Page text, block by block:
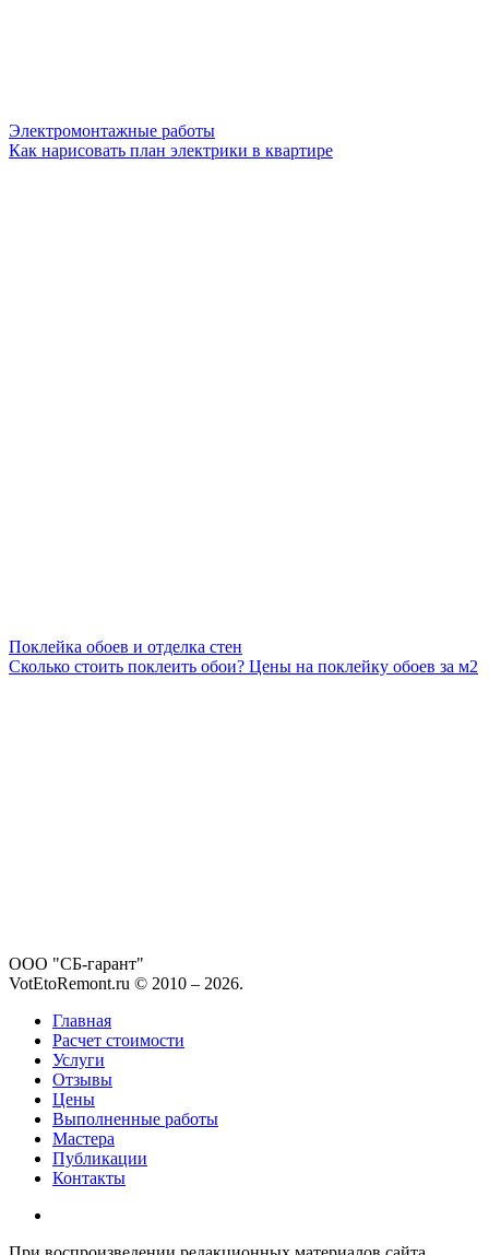
Электромонтажные работы
Как нарисовать план электрики в квартире
Поклейка обоев и отделка стен
Сколько стоить поклеить обои? Цены на поклейку обоев за м2
ООО "СБ-гарант"
VotEtoRemont.ru © 2010 – 2026.
Главная
Расчет стоимости
Услуги
Отзывы
Цены
Выполненные работы
Мастера
Публикации
Контакты